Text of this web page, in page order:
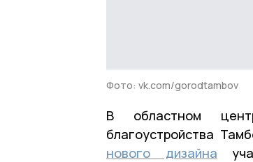
Фото: vk.com/gorodtambov
В областном
благоустройства
нового дизайна